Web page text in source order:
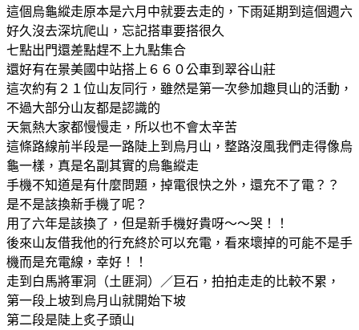
這個烏龜縱走原本是六月中就要去走的，下雨延期到這個週六
好久沒去深坑爬山，忘記搭車要搭很久
七點出門還差點趕不上九點集合
還好有在景美國中站搭上６６０公車到翠谷山莊
這次約有２１位山友同行，雖然是第一次參加趣貝山的活動，
不過大部分山友都是認識的
天氣熱大家都慢慢走，所以也不會太辛苦
這條路線前半段是一路陡上到烏月山，整路沒風我們走得像烏
龜一樣，真是名副其實的烏龜縱走
手機不知道是有什麼問題，掉電很快之外，還充不了電？？
是不是該換新手機了呢？
用了六年是該換了，但是新手機好貴呀～～哭！！
後來山友借我他的行充終於可以充電，看來壞掉的可能不是手
機而是充電線，幸好！！
走到白馬將軍洞（土匪洞）／巨石，拍拍走走的比較不累，
第一段上坡到烏月山就開始下坡
第二段是陡上炙子頭山